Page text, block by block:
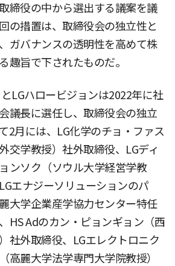
締役の中から選出する議案を議
の措置は、取締役会の独立性と
ガバナンスの透明性を高めて株
趣旨で下されたものだ。
LGハロービジョンは2022年に社
議長に選任し、取締役会の独立
2月には、LG化学のチョ・ファス
交学教授）社外取締役、LGディ
ンソク（ソウル大学経営学教
エナジーソリューションのパ
大学企業産学協力センター特任
HS Adのカン・ピョンギョン（西
社外取締役、LGエレクトロニク
高麗大学法学専門大学院教授）